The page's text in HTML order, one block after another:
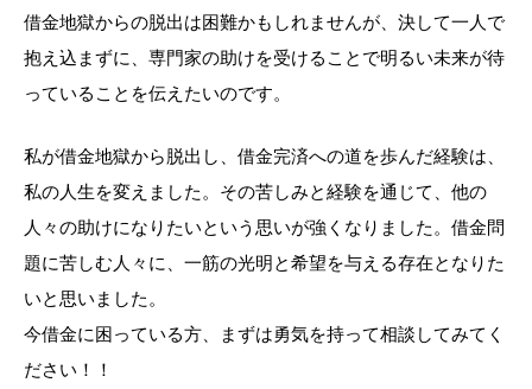
借金地獄からの脱出は困難かもしれませんが、決して一人で
抱え込まずに、専門家の助けを受けることで明るい未来が待
っていることを伝えたいのです。
私が借金地獄から脱出し、借金完済への道を歩んだ経験は、
私の人生を変えました。その苦しみと経験を通じて、他の
人々の助けになりたいという思いが強くなりました。借金問
題に苦しむ人々に、一筋の光明と希望を与える存在となりた
いと思いました。
今借金に困っている方、まずは勇気を持って相談してみてく
ださい！！